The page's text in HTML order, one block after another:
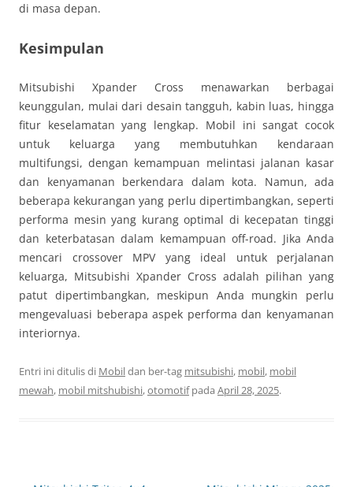
di masa depan.
Kesimpulan
Mitsubishi Xpander Cross menawarkan berbagai
keunggulan, mulai dari desain tangguh, kabin luas, hingga
fitur keselamatan yang lengkap. Mobil ini sangat cocok
untuk keluarga yang membutuhkan kendaraan
multifungsi, dengan kemampuan melintasi jalanan kasar
dan kenyamanan berkendara dalam kota. Namun, ada
beberapa kekurangan yang perlu dipertimbangkan, seperti
performa mesin yang kurang optimal di kecepatan tinggi
dan keterbatasan dalam kemampuan off-road. Jika Anda
mencari crossover MPV yang ideal untuk perjalanan
keluarga, Mitsubishi Xpander Cross adalah pilihan yang
patut dipertimbangkan, meskipun Anda mungkin perlu
mengevaluasi beberapa aspek performa dan kenyamanan
interiornya.
Entri ini ditulis di Mobildan ber-tag mitsubishi, mobil, mobil
mewah, mobil mitshubishi,otomotifpada April 28, 2025.